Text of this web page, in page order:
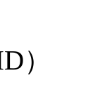
）